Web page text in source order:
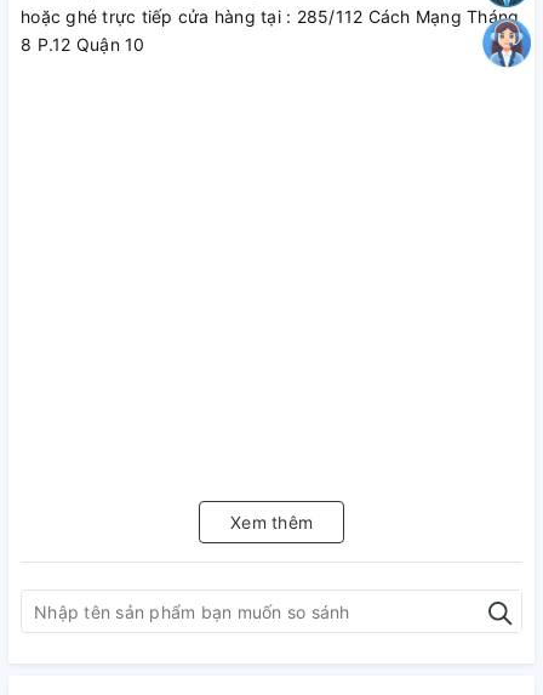
hoặc ghé trực tiếp cửa hàng tại : 285/112 Cách Mạng Tháng
8 P.12 Quận 10
Xem thêm